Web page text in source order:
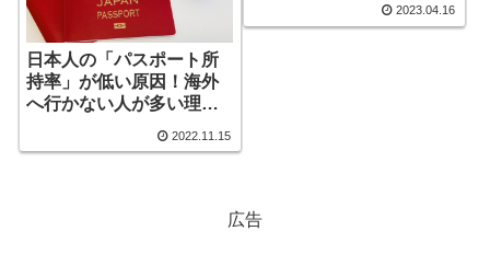
2023.04.16
日本人の「パスポート所
持率」が低い原因！海外
へ行かない人が多い理由
2022.11.15
広告